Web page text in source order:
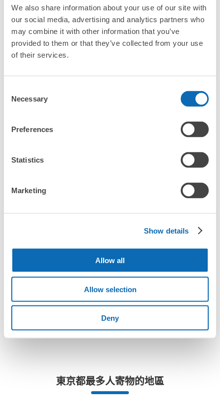
We also share information about your use of our site with
our social media, advertising and analytics partners who
may combine it with other information that you’ve
provided to them or that they’ve collected from your use
of their services.
Selection
Necessary
Preferences
Statistics
Marketing
Show details
Allow all
Allow selection
Deny
事先用手機預約
指定的日期和時間
放下行李，愉快度過一整天！
全國有1,000家以上合作店鋪
北起北海道，南至沖繩，以都市為中心，全國皆可使用此服務。
我們與許多地點方便的車站內店舖以及24小時營業的店鋪合作。
任何尺寸的行李都OK
樂器、嬰兒車、腳踏車等，只要是1個人能搬運的行李尺寸就OK
發生行李破損、被偷等狀況時安心有保障
¥500/日
最長邊未滿45cm的行李（小型背包、手提包、手提行李
最長邊45cm以上的行李（行李箱、樂器、嬰兒車等）
常見問題
「泉佐野站的ecbo cloak服務費用？」
「行李會不會不見或被偷？」
「泉佐野站有可以寄放嬰兒車、大型運動用品、樂器的地方
「這和泉佐野站的投幣式置物櫃服務有什麼不同？」
「幾天前可以開始預約泉佐野站的店舖呢？」
東京都最多人寄物的地區